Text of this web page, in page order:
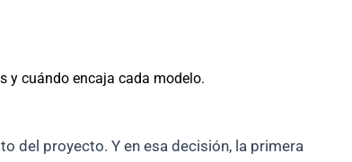
y cuándo encaja cada modelo.
del proyecto. Y en esa decisión, la primera